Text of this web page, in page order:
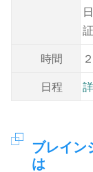
時間
日程
ブレイン
は